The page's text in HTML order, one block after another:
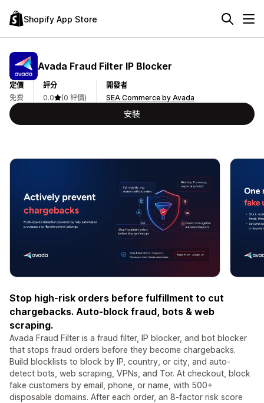
Shopify App Store
Avada Fraud Filter IP Blocker
定價
免費
評分
0.0
(0 評價)
開發者
SEA Commerce by Avada
安裝
Stop high-risk orders before fulfillment to cut
chargebacks. Auto-block fraud, bots & web
scraping.
Avada Fraud Filter is a fraud filter, IP blocker, and bot blocker
that stops fraud orders before they become chargebacks.
Build blocklists to block by IP, country, or city, and auto-
detect bots, web scraping, VPNs, and Tor. At checkout, block
fake customers by email, phone, or name, with 500+
disposable domains. After each order, an 8-factor risk score